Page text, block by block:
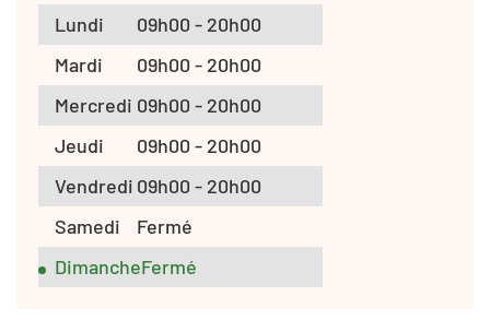
Lundi
09h00 - 20h00
Mardi
09h00 - 20h00
Mercredi 09h00 - 20h00
Jeudi
09h00 - 20h00
Vendredi 09h00 - 20h00
Samedi
Fermé
DimancheFermé